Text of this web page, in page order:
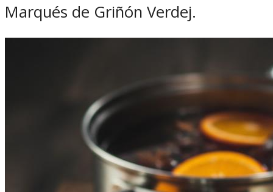
Marqués de Griñón Verdej.